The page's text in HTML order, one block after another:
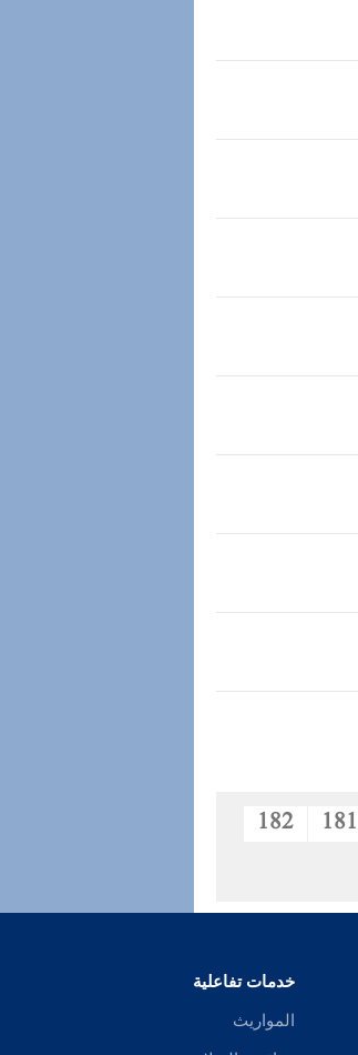
181
182
خدمات تفاعلية
المواريث